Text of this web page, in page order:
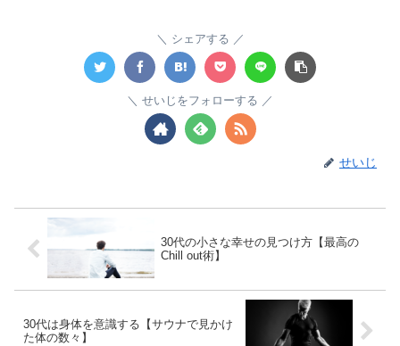
シェアする
せいじをフォローする
せいじ
30代の小さな幸せの見つけ方【最高の
Chill out術】
30代は身体を意識する【サウナで見かけ
た体の数々】